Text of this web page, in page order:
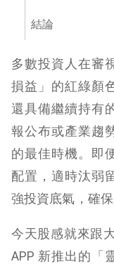
結論
多數投資人在審
損益」的紅綠顏
還具備繼續持有
報公布或產業趨
的最佳時機。即
配置，適時汰弱
強投資底氣，確
今天股感就來跟
APP 新推出的「